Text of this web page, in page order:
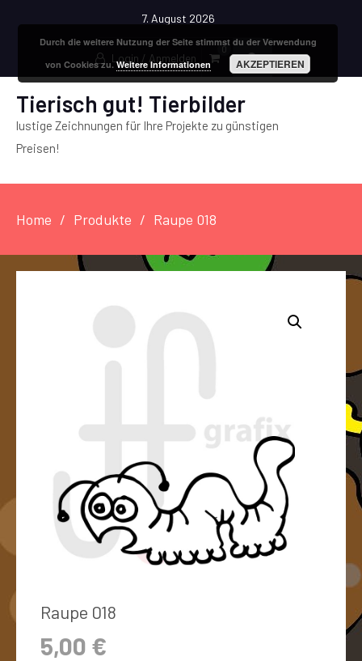
7. August 2026
Login / Anmelden
0
Tierisch gut! Tierbilder
lustige Zeichnungen für Ihre Projekte zu günstigen
Preisen!
Home Produkte Raupe 018
Raupe 018
5,00 €
Durch die weitere Nutzung der Seite stimmst du der Verwendung
von Cookies zu.Weitere Informationen AKZEPTIEREN